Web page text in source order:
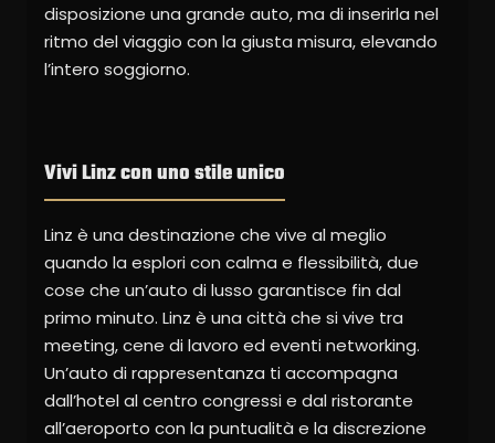
disposizione una grande auto, ma di inserirla nel
ritmo del viaggio con la giusta misura, elevando
l’intero soggiorno.
Vivi Linz con uno stile unico
Linz è una destinazione che vive al meglio
quando la esplori con calma e flessibilità, due
cose che un’auto di lusso garantisce fin dal
primo minuto. Linz è una città che si vive tra
meeting, cene di lavoro ed eventi networking.
Un’auto di rappresentanza ti accompagna
dall’hotel al centro congressi e dal ristorante
all’aeroporto con la puntualità e la discrezione